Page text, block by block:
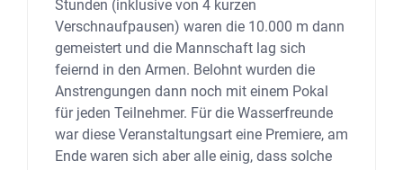
Stunden (inklusive von 4 kurzen
Verschnaufpausen) waren die 10.000 m dann
gemeistert und die Mannschaft lag sich
feiernd in den Armen. Belohnt wurden die
Anstrengungen dann noch mit einem Pokal
für jeden Teilnehmer. Für die Wasserfreunde
war diese Veranstaltungsart eine Premiere, am
Ende waren sich aber alle einig, dass solche